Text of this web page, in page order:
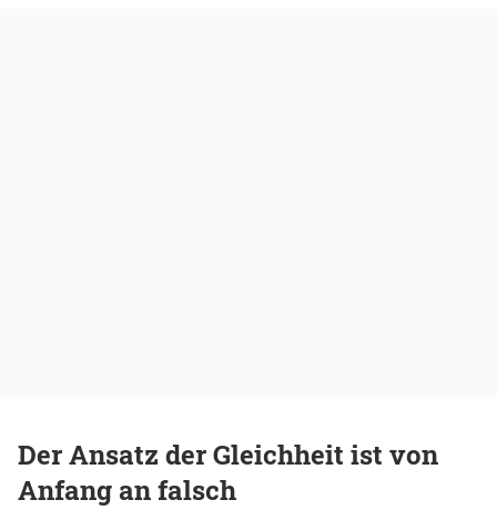
Der Ansatz der Gleichheit ist von
Anfang an falsch